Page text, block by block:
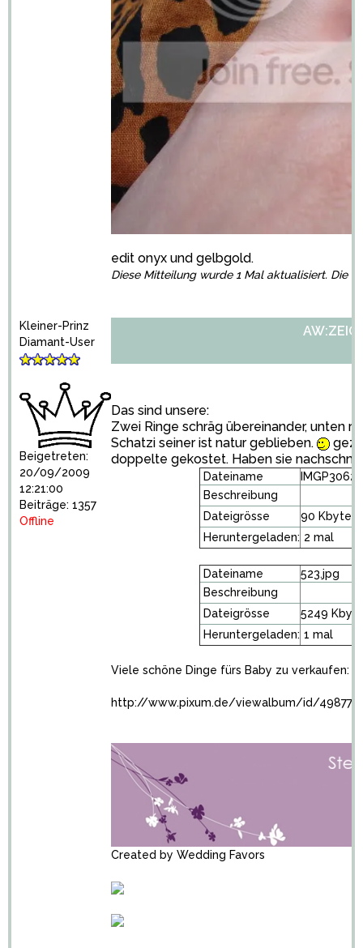
edit onyx und gelbgold.
Diese Mitteilung wurde 1 Mal aktualisiert. Die
Kleiner-Prinz
Diamant-User
Beigetreten:
20/09/2009
12:21:00
Beiträge: 1357
Offline
Das sind unsere:
Zwei Ringe schräg übereinander, unten
Schatzi seiner ist natur geblieben.
doppelte gekostet. Haben sie
Dateiname
Beschreibung
Dateigrösse
90 Kbytes
Heruntergeladen: 2 mal
Dateiname
523.jpg
Beschreibung
Dateigrösse
5249
Heruntergeladen: 1 mal
Viele schöne Dinge fürs Baby zu verkaufen:
http://www.pixum.de/viewalbum/id/
Created by Wedding Favors